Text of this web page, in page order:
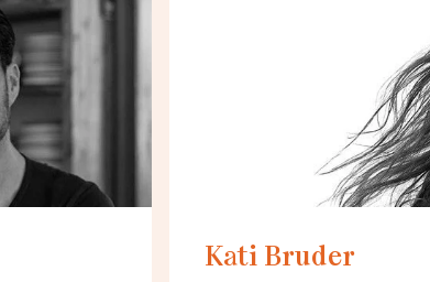
Loading...
Kati Bruder